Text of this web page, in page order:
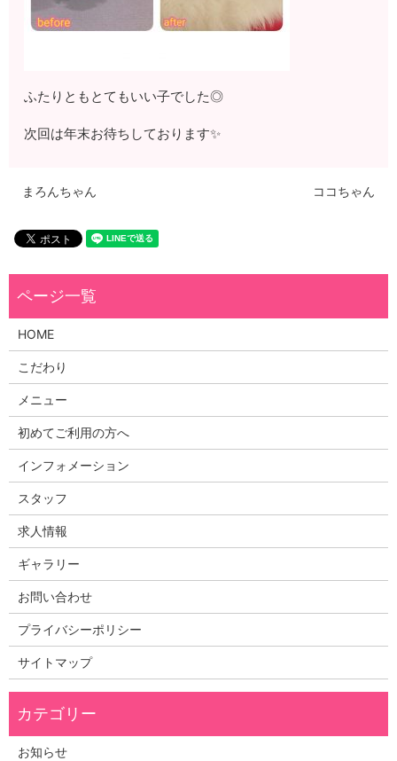
ふたりともとてもいい子でした◎
次回は年末お待ちしております✨
まろんちゃん ココちゃん
HOME
こだわり
メニュー
初めてご利用の方へ
インフォメーション
スタッフ
求人情報
ギャラリー
お問い合わせ
プライバシーポリシー
サイトマップ
お知らせ